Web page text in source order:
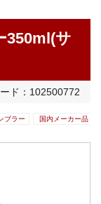
350ml(サ
ド：102500772
ブラー 国内メーカー品